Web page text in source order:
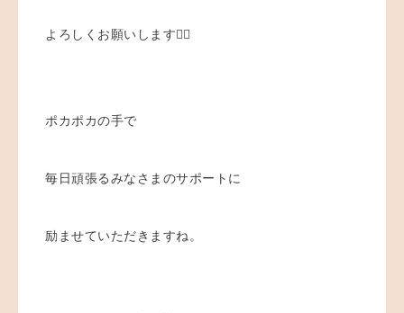
よろしくお願いします🙇‍♀️
ポカポカの手で
毎日頑張るみなさまのサポートに
励ませていただきますね。